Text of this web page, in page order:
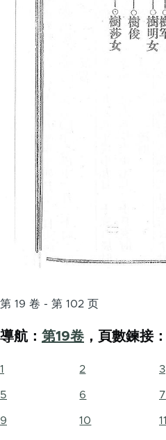
第 19 卷 - 第 102 页
導航： 第19卷 ，頁數鍊接：
1 2 3
5 6 7
9 10 11